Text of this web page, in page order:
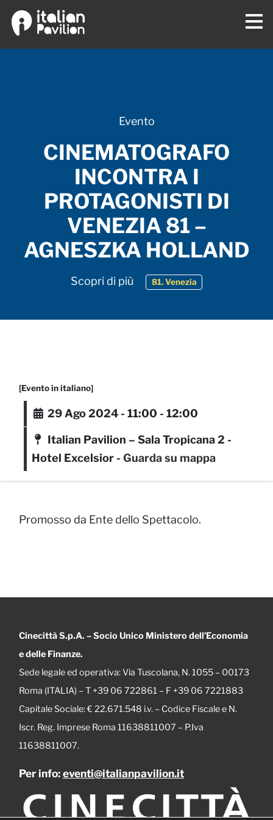
Evento
CINEMATOGRAFO
INCONTRA I
PROTAGONISTI DI
VENEZIA 81 –
AGNESZKA HOLLAND
Scopri di più 81. Venezia
[Evento in italiano]
29 Ago 2024 - 11:00 - 12:00
Italian Pavilion – Sala Tropicana 2 -
Hotel Excelsior - Guarda su mappa
Promosso da Ente dello Spettacolo.
Cinecittà S.p.A. – Socio Unico Ministero dell’Economia
e delle Finanze.
Sede legale ed operativa: Via Tuscolana, N. 1055 – 00173
Roma (ITALIA) – T +39 06 722861 – F +39 06 7221883
Capitale Sociale: € 22.671.548 i.v. – Codice Fiscale e N.
Iscr. Reg. Imprese Roma 11638811007 – P.Iva
11638811007.
Per info:eventi@italianpavilion.it